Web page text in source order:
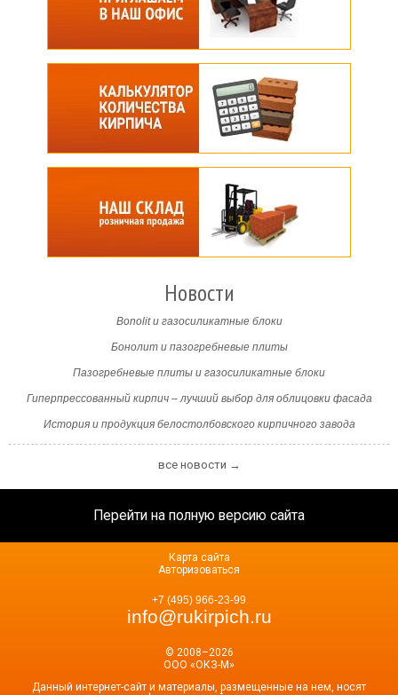
Новости
Bonolit и газосиликатные блоки
Бонолит и пазогребневые плиты
Пазогребневые плиты и газосиликатные блоки
Гиперпрессованный кирпич – лучший выбор для облицовки фасада
История и продукция белостолбовского кирпичного завода
все новости →
Перейти на полную версию сайта
© 2008–2026
ООО «ОКЗ-М»
Данный интернет-сайт и материалы, размещенные на нем, носят
+7 (495) 966-23-99
info@rukirpich.ru
Карта сайта
Авторизоваться